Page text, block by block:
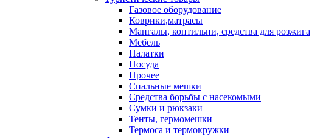
Газовое оборудование
Коврики,матрасы
Мангалы, коптильни, средства для розжига
Мебель
Палатки
Посуда
Прочее
Спальные мешки
Средства борьбы с насекомыми
Сумки и рюкзаки
Тенты, гермомешки
Термоса и термокружки